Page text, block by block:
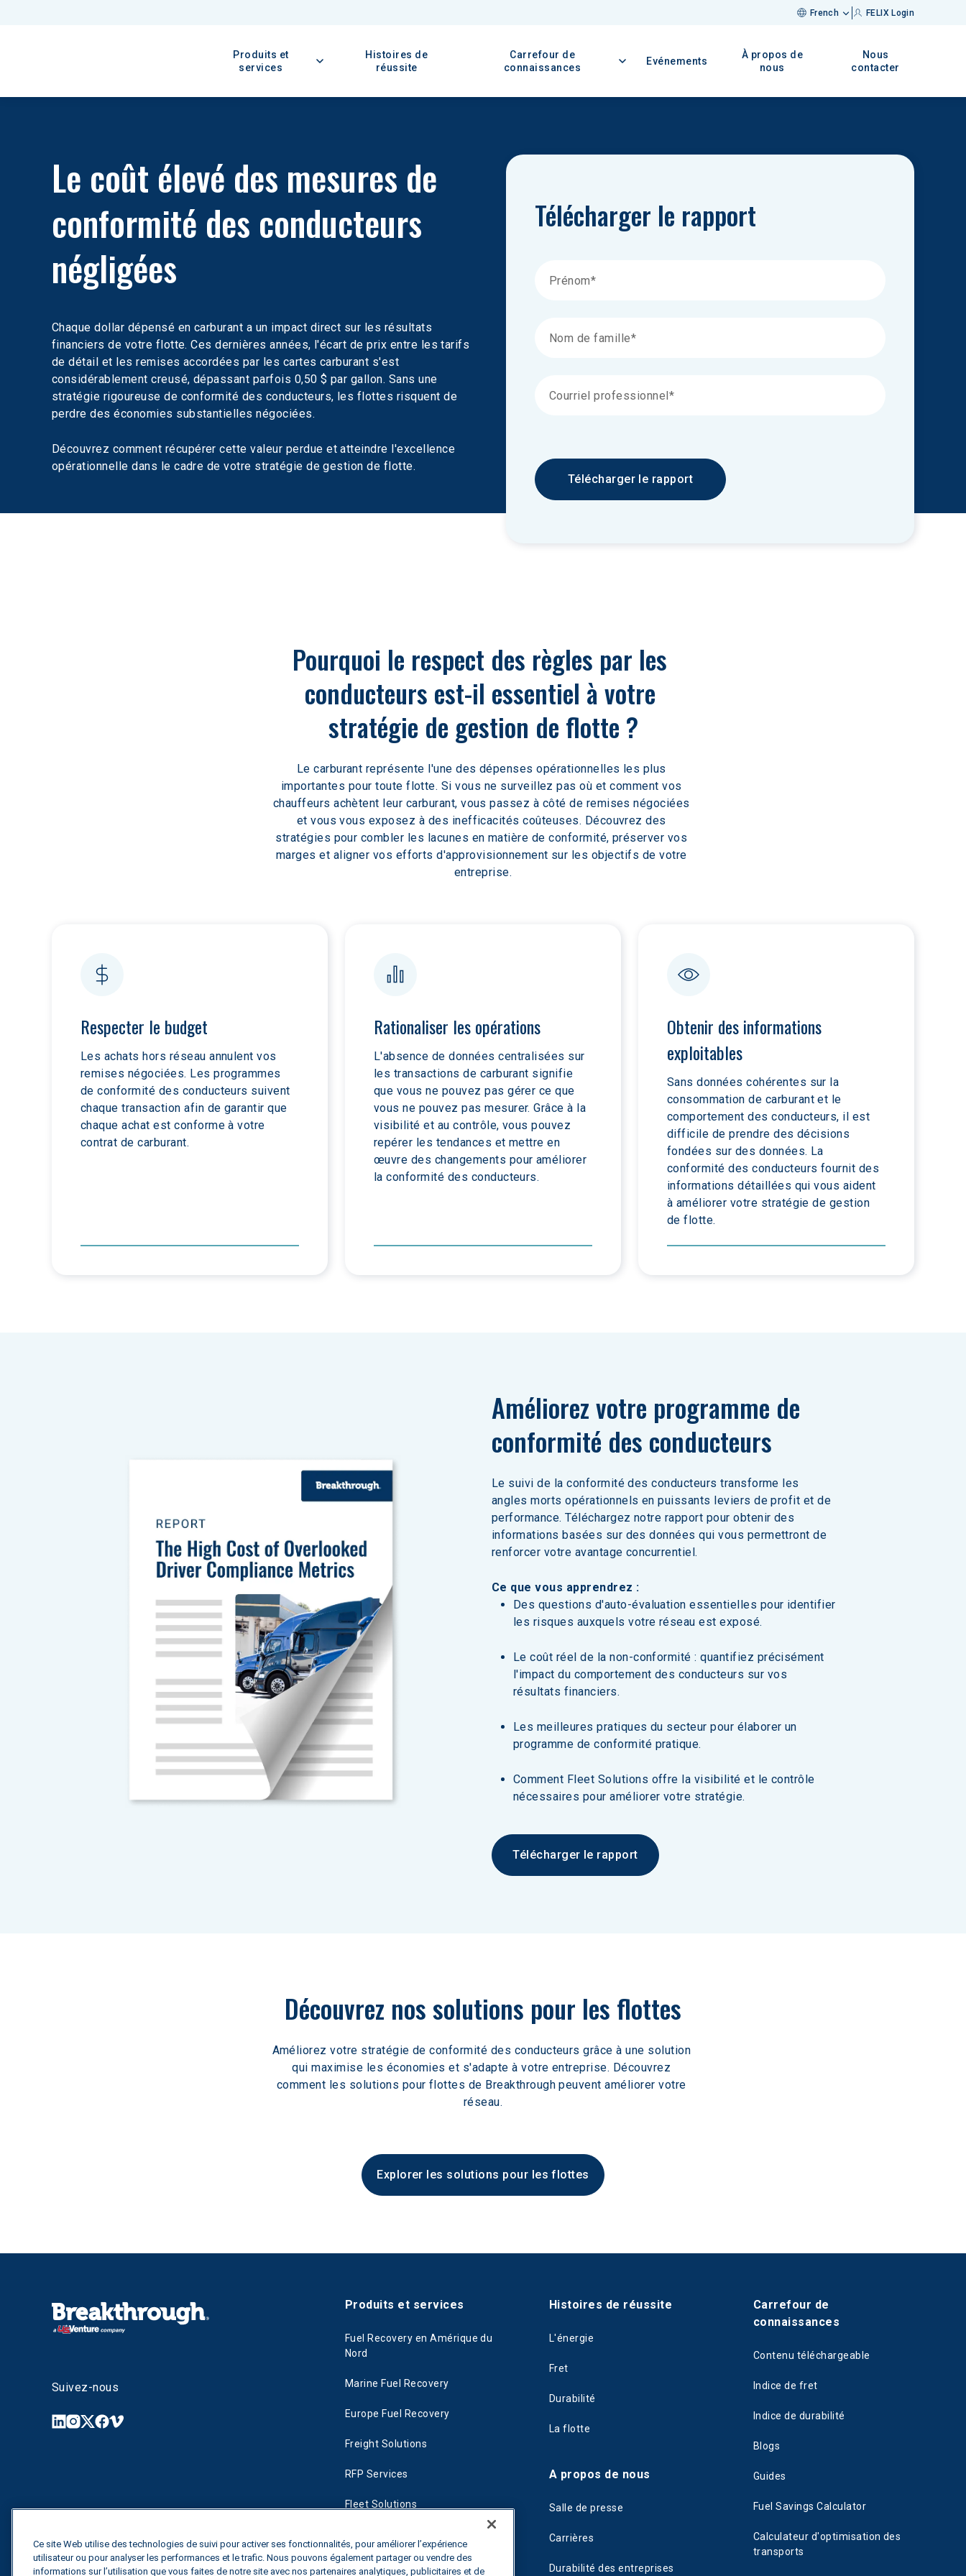
French FELIX Login
Produits et
services
Histoires de
réussite
Carrefour de
connaissances
Evénements
À propos de
nous
Nous
contacter
Le coût élevé des mesures de
conformité des conducteurs
négligées
Chaque dollar dépensé en carburant a un impact direct sur les résultats
financiers de votre flotte. Ces dernières années, l'écart de prix entre les tarifs
de détail et les remises accordées par les cartes carburant s'est
considérablement creusé, dépassant parfois 0,50 $ par gallon. Sans une
stratégie rigoureuse de conformité des conducteurs, les flottes risquent de
perdre des économies substantielles négociées.
Découvrez comment récupérer cette valeur perdue et atteindre l'excellence
opérationnelle dans le cadre de votre stratégie de gestion de flotte.
Télécharger le rapport
Télécharger le rapport
Pourquoi le respect des règles par les
conducteurs est-il essentiel à votre
stratégie de gestion de flotte ?
Le carburant représente l'une des dépenses opérationnelles les plus
importantes pour toute flotte. Si vous ne surveillez pas où et comment vos
chauffeurs achètent leur carburant, vous passez à côté de remises négociées
et vous vous exposez à des inefficacités coûteuses. Découvrez des
stratégies pour combler les lacunes en matière de conformité, préserver vos
marges et aligner vos efforts d'approvisionnement sur les objectifs de votre
entreprise.
Respecter le budget
Les achats hors réseau annulent vos
remises négociées. Les programmes
de conformité des conducteurs suivent
chaque transaction afin de garantir que
chaque achat est conforme à votre
contrat de carburant.
Rationaliser les opérations
L'absence de données centralisées sur
les transactions de carburant signifie
que vous ne pouvez pas gérer ce que
vous ne pouvez pas mesurer. Grâce à la
visibilité et au contrôle, vous pouvez
repérer les tendances et mettre en
œuvre des changements pour améliorer
la conformité des conducteurs.
Obtenir des informations
exploitables
Sans données cohérentes sur la
consommation de carburant et le
comportement des conducteurs, il est
difficile de prendre des décisions
fondées sur des données. La
conformité des conducteurs fournit des
informations détaillées qui vous aident
à améliorer votre stratégie de gestion
de flotte.
Améliorez votre programme de
conformité des conducteurs
Le suivi de la conformité des conducteurs transforme les
angles morts opérationnels en puissants leviers de profit et de
performance. Téléchargez notre rapport pour obtenir des
informations basées sur des données qui vous permettront de
renforcer votre avantage concurrentiel.
Ce que vous apprendrez :
Des questions d'auto-évaluation essentielles pour identifier
les risques auxquels votre réseau est exposé.
Le coût réel de la non-conformité : quantifiez précisément
l'impact du comportement des conducteurs sur vos
résultats financiers.
Les meilleures pratiques du secteur pour élaborer un
programme de conformité pratique.
Comment Fleet Solutions offre la visibilité et le contrôle
nécessaires pour améliorer votre stratégie.
Télécharger le rapport
Découvrez nos solutions pour les flottes
Améliorez votre stratégie de conformité des conducteurs grâce à une solution
qui maximise les économies et s'adapte à votre entreprise. Découvrez
comment les solutions pour flottes de Breakthrough peuvent améliorer votre
réseau.
Explorer les solutions pour les flottes
Suivez-nous
Produits et services
Fuel Recovery en Amérique du
Nord
Marine Fuel Recovery
Europe Fuel Recovery
Freight Solutions
RFP Services
Fleet Solutions
CleanMile
Histoires de réussite
L'énergie
Fret
Durabilité
La flotte
A propos de nous
Salle de presse
Carrières
Durabilité des entreprises
Carrefour de
connaissances
Contenu téléchargeable
Indice de fret
Indice de durabilité
Blogs
Guides
Fuel Savings Calculator
Calculateur d'optimisation des
transports
Ce site Web utilise des technologies de suivi pour activer ses fonctionnalités, pour améliorer l’expérience
utilisateur ou pour analyser les performances et le trafic. Nous pouvons également partager ou vendre des
informations sur l’utilisation que vous faites de notre site avec nos partenaires analytiques, publicitaires et de